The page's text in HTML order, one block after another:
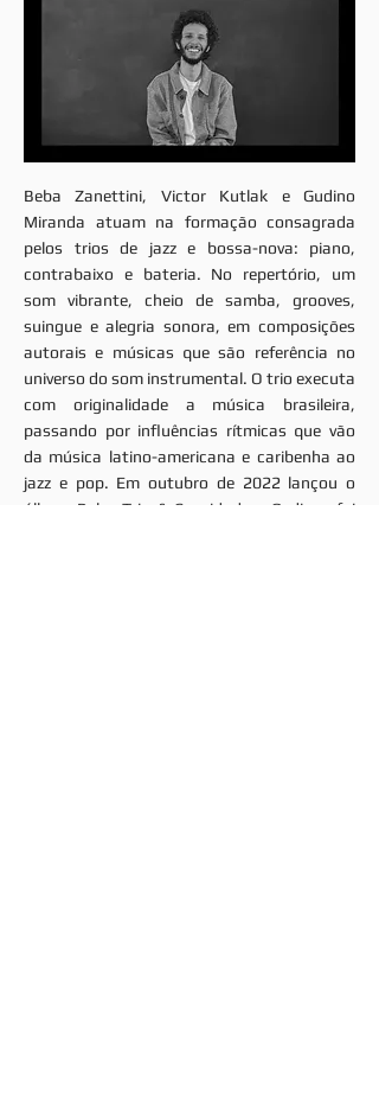
Beba Zanettini, Victor Kutlak e Gudino
Miranda atuam na formação consagrada
pelos trios de jazz e bossa-nova: piano,
contrabaixo e bateria. No repertório, um
som vibrante, cheio de samba, grooves,
suingue e alegria sonora, em composições
autorais e músicas que são referência no
universo do som instrumental. O trio executa
com originalidade a música brasileira,
passando por influências rítmicas que vão
da música latino-americana e caribenha ao
jazz e pop. Em outubro de 2022 lançou o
álbum Beba Trio & Convidados. O disco foi